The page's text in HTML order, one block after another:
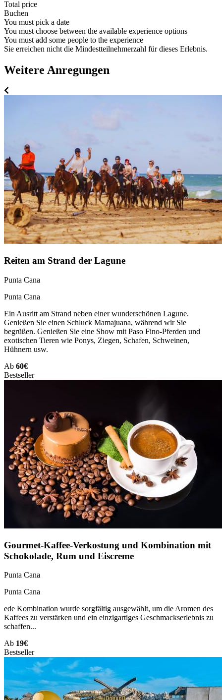
Total price
Buchen
You must pick a date
You must choose between the available experience options
You must add some people to the experience
Sie erreichen nicht die Mindestteilnehmerzahl für dieses Erlebnis.
Weitere Anregungen
Reiten am Strand der Lagune
Punta Cana
Punta Cana
Ein Ausritt am Strand neben einer wunderschönen Lagune.
Genießen Sie einen Schluck Mamajuana, während wir Sie
begrüßen. Genießen Sie eine Show mit Paso Fino-Pferden und
exotischen Tieren wie Ponys, Ziegen, Schafen, Schweinen,
Hühnern usw.
Ab 60€
Bestseller
Gourmet-Kaffee-Verkostung und Kombination mit
Schokolade, Rum und Eiscreme
Punta Cana
Punta Cana
ede Kombination wurde sorgfältig ausgewählt, um die Aromen des
Kaffees zu verstärken und ein einzigartiges Geschmackserlebnis zu
schaffen...
Ab 19€
Bestseller